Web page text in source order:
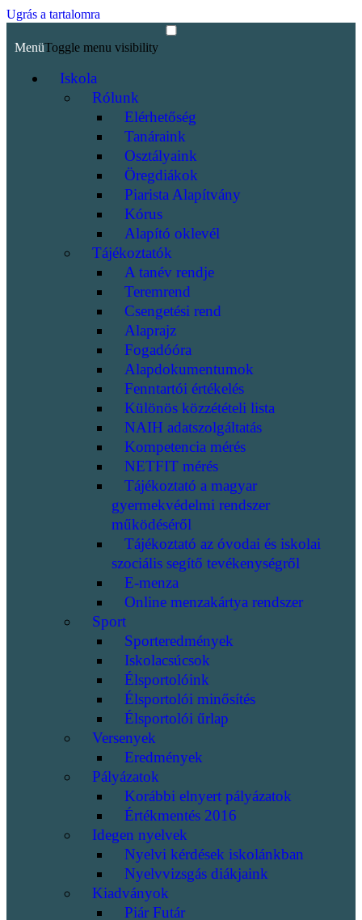
Ugrás a tartalomra
MenüToggle menu visibility
Iskola
Rólunk
Elérhetőség
Tanáraink
Osztályaink
Öregdiákok
Piarista Alapítvány
Kórus
Alapító oklevél
Tájékoztatók
A tanév rendje
Teremrend
Csengetési rend
Alaprajz
Fogadóóra
Alapdokumentumok
Fenntartói értékelés
Különös közzétételi lista
NAIH adatszolgáltatás
Kompetencia mérés
NETFIT mérés
Tájékoztató a magyar
gyermekvédelmi rendszer
működéséről
Tájékoztató az óvodai és iskolai
szociális segítő tevékenységről
E-menza
Online menzakártya rendszer
Sport
Sporteredmények
Iskolacsúcsok
Élsportolóink
Élsportolói minősítés
Élsportolói űrlap
Versenyek
Eredmények
Pályázatok
Korábbi elnyert pályázatok
Értékmentés 2016
Idegen nyelvek
Nyelvi kérdések iskolánkban
Nyelvvizsgás diákjaink
Kiadványok
Piár Futár